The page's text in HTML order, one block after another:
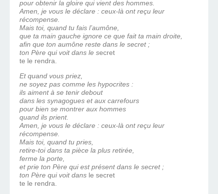
pour obtenir la gloire qui vient des hommes.
Amen, je vous le déclare : ceux-là ont reçu leur
récompense.
Mais toi, quand tu fais l’aumône,
que ta main gauche ignore ce que fait ta main droite,
afin que ton aumône reste dans le secret ;
ton Père qui voit dans le secret
te le rendra.
Et quand vous priez,
ne soyez pas comme les hypocrites :
ils aiment à se tenir debout
dans les synagogues et aux carrefours
pour bien se montrer aux hommes
quand ils prient.
Amen, je vous le déclare : ceux-là ont reçu leur
récompense.
Mais toi, quand tu pries,
retire-toi dans ta pièce la plus retirée,
ferme la porte,
et prie ton Père qui est présent dans le secret ;
ton Père qui voit dans le secret
te le rendra.